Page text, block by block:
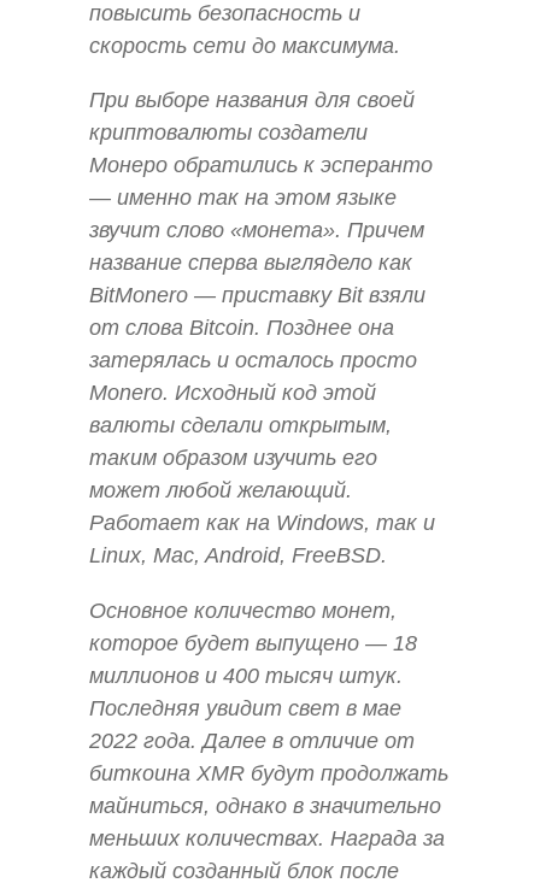
повысить безопасность и
скорость сети до максимума.
При выборе названия для своей
криптовалюты создатели
Монеро обратились к эсперанто
— именно так на этом языке
звучит слово «монета». Причем
название сперва выглядело как
BitMonero — приставку Bit взяли
от слова Bitcoin. Позднее она
затерялась и осталось просто
Monero. Исходный код этой
валюты сделали открытым,
таким образом изучить его
может любой желающий.
Работает как на Windows, так и
Linux, Mac, Android, FreeBSD.
Основное количество монет,
которое будет выпущено — 18
миллионов и 400 тысяч штук.
Последняя увидит свет в мае
2022 года. Далее в отличие от
биткоина XMR будут продолжать
майниться, однако в значительно
меньших количествах. Награда за
каждый созданный блок после